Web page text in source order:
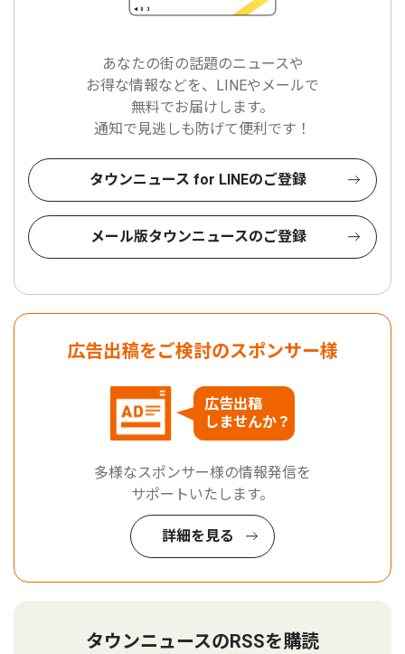
あなたの街の話題のニュースや
お得な情報などを、LINEやメールで
無料でお届けします。
通知で見逃しも防げて便利です！
タウンニュース for LINEのご登録
メール版タウンニュースのご登録
広告出稿をご検討のスポンサー様
広告出稿
しませんか？
多様なスポンサー様の情報発信を
サポートいたします。
詳細を見る
タウンニュースのRSSを購読